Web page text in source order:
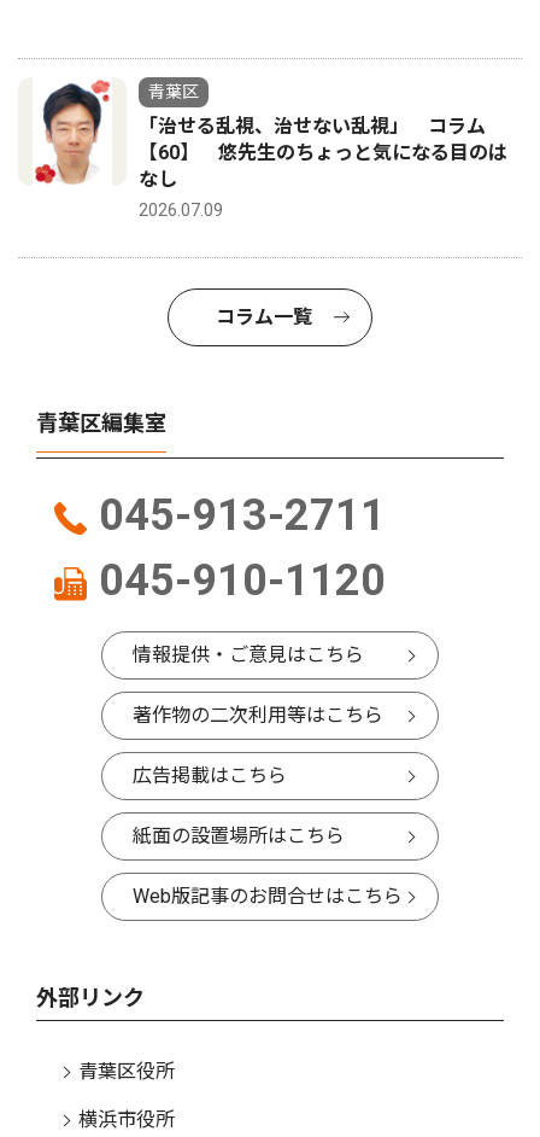
青葉区
「治せる乱視、治せない乱視」 コラム
【60】 悠先生のちょっと気になる目のは
なし
2026.07.09
コラム一覧
青葉区編集室
045-913-2711
045-910-1120
情報提供・ご意見はこちら
著作物の二次利用等はこちら
広告掲載はこちら
紙面の設置場所はこちら
Web版記事のお問合せはこちら
外部リンク
青葉区役所
横浜市役所